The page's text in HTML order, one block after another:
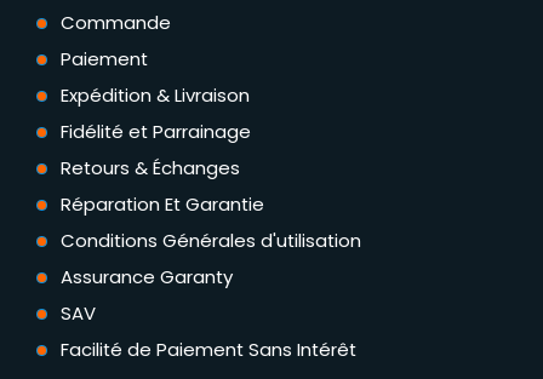
Commande
Paiement
Expédition & Livraison
Fidélité et Parrainage
Retours & Échanges
Réparation Et Garantie
Conditions Générales d'utilisation
Assurance Garanty
SAV
Facilité de Paiement Sans Intérêt